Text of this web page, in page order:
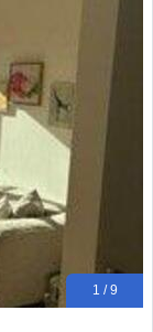
1 / 9